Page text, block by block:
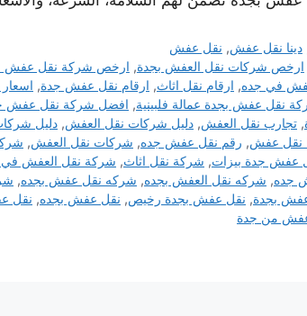
دينا نقل عفش, نقل عفش
ارخص شركات نقل العفش بجدة, ارخص شركة نقل عفش
في جده, ارقام نقل اثاث, ارقام نقل عفش جدة,
نقل عفش بجدة عمالة فلبينية, افضل شركة نقل عفش
, تجارب نقل العفش, دليل شركات نقل العفش, دليل
نقل عفش, رقم نقل عفش جده, شركات نقل العفش,
عفش جدة بيزات, شركة نقل اثاث, شركة نقل العفش في
جده, شركه نقل العفش بجده, شركه نقل عفش بجده,
بجدة, نقل عفش بجدة رخيص, نقل عفش بجده, نقل
من جدة